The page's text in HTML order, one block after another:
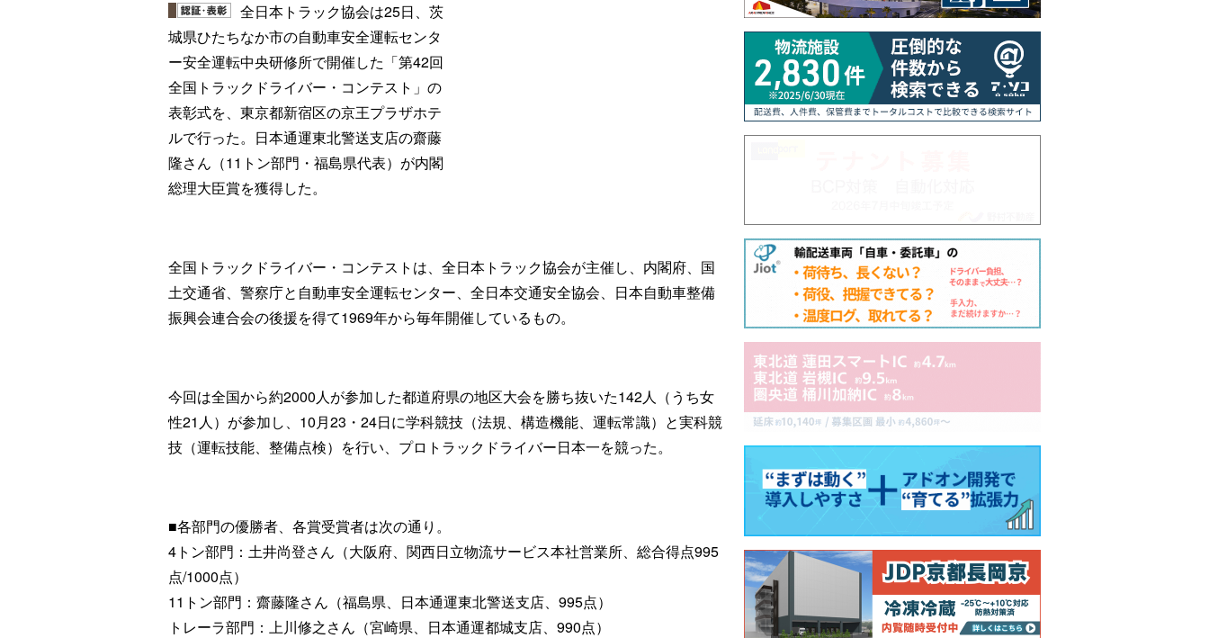
全日本トラック協会は25日、茨
城県ひたちなか市の自動車安全運転センタ
ー安全運転中央研修所で開催した「第42回
全国トラックドライバー・コンテスト」の
表彰式を、東京都新宿区の京王プラザホテ
ルで行った。日本通運東北警送支店の齋藤
隆さん（11トン部門・福島県代表）が内閣
総理大臣賞を獲得した。
全国トラックドライバー・コンテストは、全日本トラック協会が主催し、内閣府、国
土交通省、警察庁と自動車安全運転センター、全日本交通安全協会、日本自動車整備
振興会連合会の後援を得て1969年から毎年開催しているもの。
今回は全国から約2000人が参加した都道府県の地区大会を勝ち抜いた142人（うち女
性21人）が参加し、10月23・24日に学科競技（法規、構造機能、運転常識）と実科競
技（運転技能、整備点検）を行い、プロトラックドライバー日本一を競った。
■各部門の優勝者、各賞受賞者は次の通り。
4トン部門：土井尚登さん（大阪府、関西日立物流サービス本社営業所、総合得点995
点/1000点）
11トン部門：齋藤隆さん（福島県、日本通運東北警送支店、995点）
トレーラ部門：上川修之さん（宮崎県、日本通運都城支店、990点）